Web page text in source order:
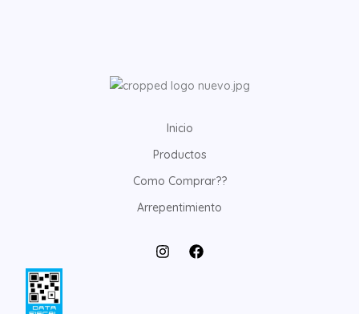
Inicio
Productos
Como Comprar??
Arrepentimiento